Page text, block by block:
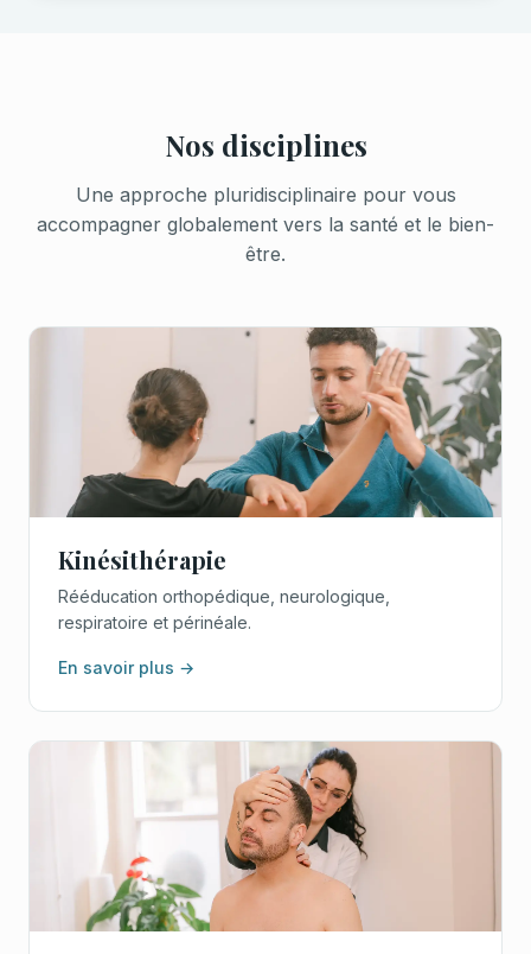
Nos disciplines
Une approche pluridisciplinaire pour vous
accompagner globalement vers la santé et le bien-
être.
Kinésithérapie
Rééducation orthopédique, neurologique,
respiratoire et périnéale.
En savoir plus →